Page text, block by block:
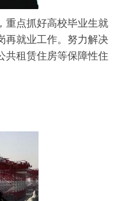
重点抓好高校毕业生就
再就业工作。努力解决
共租赁住房等保障性住